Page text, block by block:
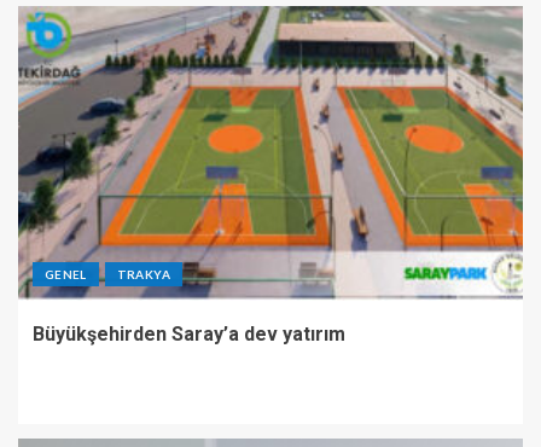
GENEL TRAKYA
Büyükşehirden Saray’a dev yatırım